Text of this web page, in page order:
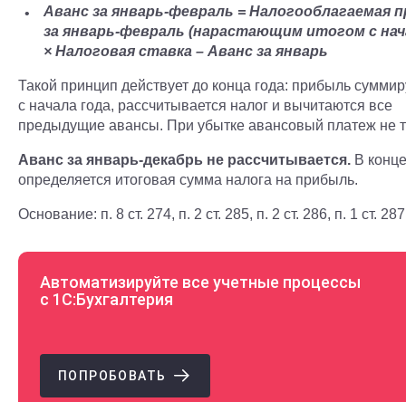
Аванс за январь-февраль = Налогооблагаемая
за январь-февраль (нарастающим итогом с
× Налоговая ставка – Аванс за январь
Такой принцип действует до конца года: прибыль
с начала года, рассчитывается налог и вычитаются все
предыдущие авансы. При убытке авансовый платеж не
Аванс за январь-декабрь не рассчитывается. В
определяется итоговая сумма налога на прибыль.
Основание: п. 8 ст. 274, п. 2 ст. 285, п. 2 ст. 286, п. 1 ст.
Автоматизируйте все учетные процессы
с 1С:Бухгалтерия
ПОПРОБОВАТЬ